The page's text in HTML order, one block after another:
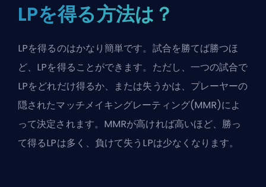
LPを得る方法は？
LPを得るのはかなり簡単です。試合を勝てば勝つほ
ど、LPを得ることができます。ただし、一つの試合で
LPをどれだけ得るか、または失うかは、プレーヤーの
隠されたマッチメイキングレーティング(MMR)によ
って決定されます。 MMRが高ければ高いほど、勝っ
て得るLPは多く、負けて失うLPは少なくなります。